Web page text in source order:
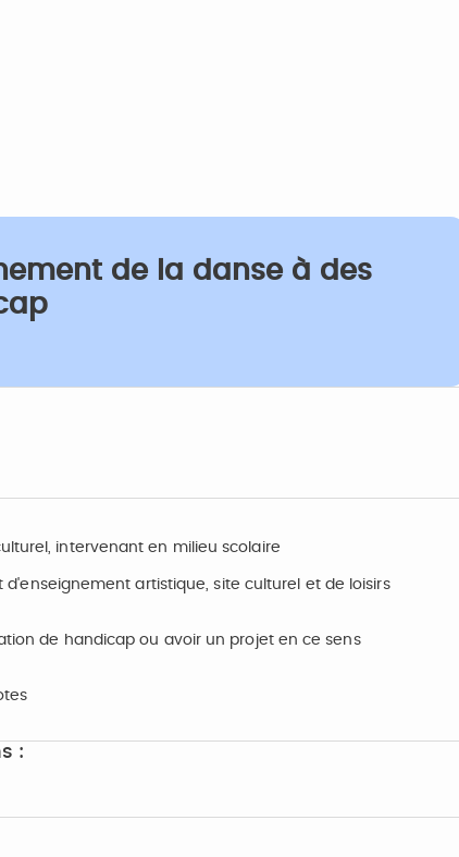
de la danse à des
intervenant en milieu scolaire
artistique, site culturel et de loisirs
de handicap ou avoir un projet en ce sens
: